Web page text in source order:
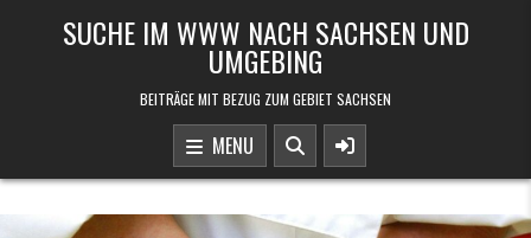
SUCHE IM WWW NACH SACHSEN UND
UMGEBING
BEITRÄGE MIT BEZUG ZUM GEBIET SACHSEN
MENU